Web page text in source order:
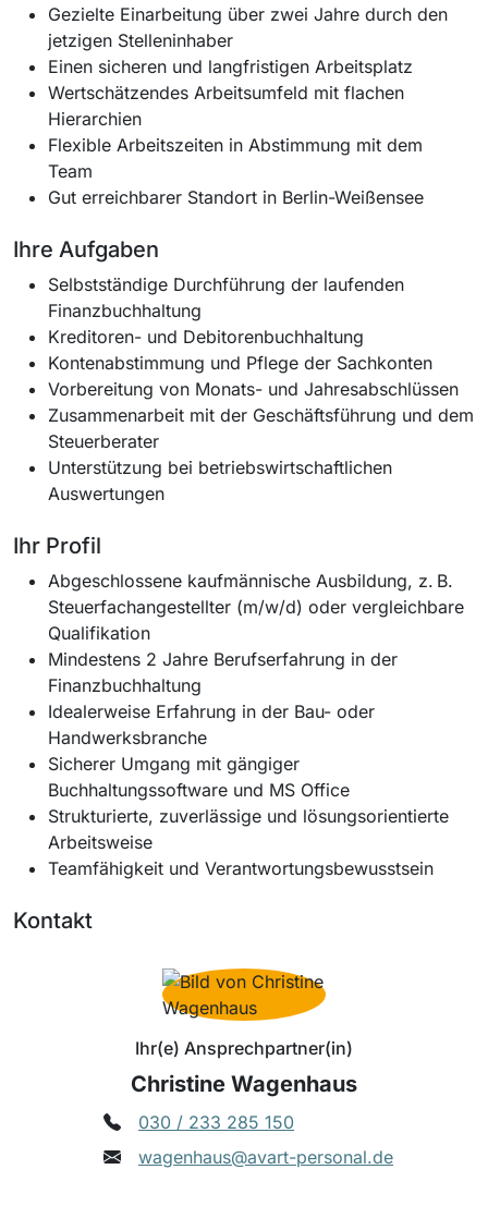
Gezielte Einarbeitung über zwei Jahre durch den
jetzigen Stelleninhaber
Einen sicheren und langfristigen Arbeitsplatz
Wertschätzendes Arbeitsumfeld mit flachen
Hierarchien
Flexible Arbeitszeiten in Abstimmung mit dem
Team
Gut erreichbarer Standort in Berlin-Weißensee
Ihre Aufgaben
Selbstständige Durchführung der laufenden
Finanzbuchhaltung
Kreditoren- und Debitorenbuchhaltung
Kontenabstimmung und Pflege der Sachkonten
Vorbereitung von Monats- und Jahresabschlüssen
Zusammenarbeit mit der Geschäftsführung und dem
Steuerberater
Unterstützung bei betriebswirtschaftlichen
Auswertungen
Ihr Profil
Abgeschlossene kaufmännische Ausbildung, z. B.
Steuerfachangestellter (m/w/d) oder vergleichbare
Qualifikation
Mindestens 2 Jahre Berufserfahrung in der
Finanzbuchhaltung
Idealerweise Erfahrung in der Bau- oder
Handwerksbranche
Sicherer Umgang mit gängiger
Buchhaltungssoftware und MS Office
Strukturierte, zuverlässige und lösungsorientierte
Arbeitsweise
Teamfähigkeit und Verantwortungsbewusstsein
Kontakt
Ihr(e) Ansprechpartner(in)
Christine Wagenhaus
030 / 233 285 150
wagenhaus@avart-personal.de